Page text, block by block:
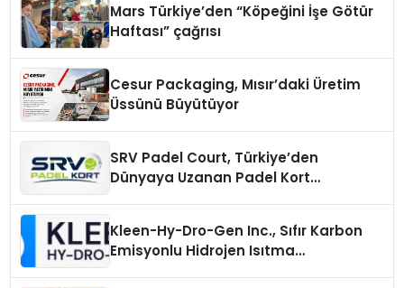
Mars Türkiye’den “Köpeğini İşe Götür
Haftası” çağrısı
Cesur Packaging, Mısır’daki Üretim
Üssünü Büyütüyor
SRV Padel Court, Türkiye’den
Dünyaya Uzanan Padel Kort
Kleen-Hy-Dro-Gen Inc., Sıfır Karbon
Emisyonlu Hidrojen Isıtma